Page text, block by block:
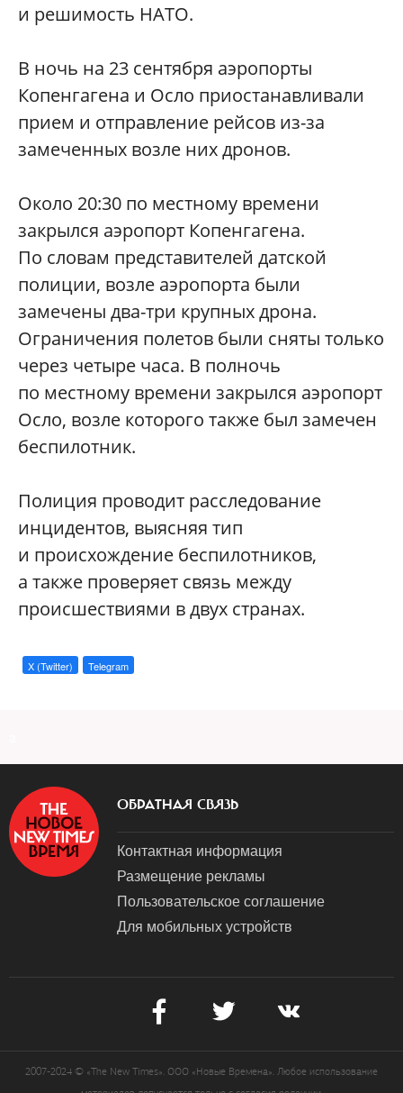
и решимость НАТО.
В ночь на 23 сентября аэропорты
Копенгагена и Осло приостанавливали
прием и отправление рейсов из-за
замеченных возле них дронов.
Около 20:30 по местному времени
закрылся аэропорт Копенгагена.
По словам представителей датской
полиции, возле аэропорта были
замечены два-три крупных дрона.
Ограничения полетов были сняты только
через четыре часа. В полночь
по местному времени закрылся аэропорт
Осло, возле которого также был замечен
беспилотник.
Полиция проводит расследование
инцидентов, выясняя тип
и происхождение беспилотников,
а также проверяет связь между
происшествиями в двух странах.
X (Twitter) Telegram
ОБРАТНАЯ СВЯЗЬ
Контактная информация
Размещение рекламы
Пользовательское соглашение
Для мобильных устройств
2007-2024 © «The New Times». ООО «Новые Времена». Любое использование